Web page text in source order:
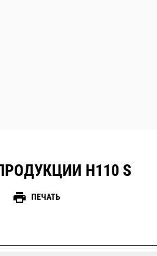
H110 S
print ПЕЧАТЬ